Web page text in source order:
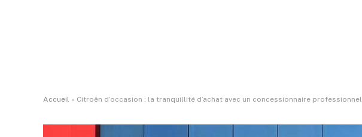
Accueil » Citroën d’occasion : la tranquillité d’achat avec un concessionnaire professionnel